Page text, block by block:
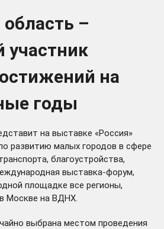
–
участник
на
годы
на выставке «Россия»
развитию малых городов в сфере
благоустройства,
выставка-форум,
площадке все регионы,
Москве на ВДНХ.
выбрана местом проведения